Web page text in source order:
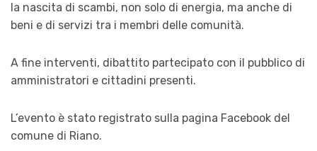
la nascita di scambi, non solo di energia, ma anche di
beni e di servizi tra i membri delle comunità.
A fine interventi, dibattito partecipato con il pubblico di
amministratori e cittadini presenti.
L’evento è stato registrato sulla pagina Facebook del
comune di Riano.